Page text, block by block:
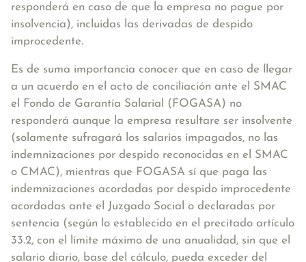
responderá en caso de que la empresa no pague por
insolvencia), incluidas las derivadas de despido
improcedente.
Es de suma importancia conocer que en caso de llegar
a un acuerdo en el acto de conciliación ante el SMAC
el Fondo de Garantía Salarial (FOGASA) no
responderá aunque la empresa resultare ser insolvente
(solamente sufragará los salarios impagados, no las
indemnizaciones por despido reconocidas en el SMAC
o CMAC), mientras que FOGASA sí que paga las
indemnizaciones acordadas por despido improcedente
acordadas ante el Juzgado Social o declaradas por
sentencia (según lo establecido en el precitado artículo
33.2, con el límite máximo de una anualidad, sin que el
salario diario, base del cálculo, pueda exceder del